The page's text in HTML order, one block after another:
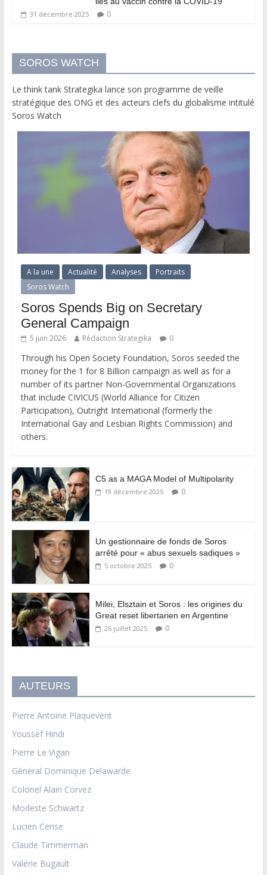
31 décembre 2025 0
SOROS WATCH
Le think tank Strategika lance son programme de veille
stratégique des ONG et des acteurs clefs du globalisme intitulé
Soros Watch
A la une Actualité Analyses
Portraits
Soros Watch
Soros Spends Big on Secretary
General Campaign
5 juin 2026 Rédaction Strategika 0
Through his Open Society Foundation, Soros seeded the
money for the 1 for 8 Billion campaign as well as for a
number of its partner Non-Governmental Organizations
that include CIVICUS (World Alliance for Citizen
Participation), Outright International (formerly the
International Gay and Lesbian Rights Commission) and
others.
C5 as a MAGA Model of Multipolarity
19 décembre 2025 0
Un gestionnaire de fonds de Soros
arrêté pour « abus sexuels sadiques »
5 octobre 2025 0
Milei, Elsztain et Soros : les origines du
Great reset libertarien en Argentine
26 juillet 2025 0
AUTEURS
Pierre Antoine Plaquevent
Youssef Hindi
Pierre Le Vigan
Général Dominique Delawarde
Colonel Alain Corvez
Modeste Schwartz
Lucien Cerise
Claude Timmerman
Valérie Bugault